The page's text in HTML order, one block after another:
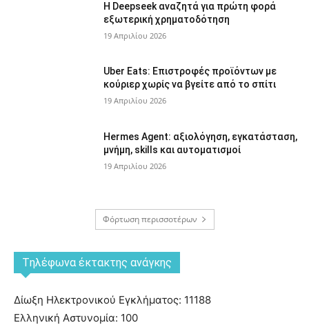
Η Deepseek αναζητά για πρώτη φορά
εξωτερική χρηματοδότηση
19 Απριλίου 2026
Uber Eats: Επιστροφές προϊόντων με
κούριερ χωρίς να βγείτε από το σπίτι
19 Απριλίου 2026
Hermes Agent: αξιολόγηση, εγκατάσταση,
μνήμη, skills και αυτοματισμοί
19 Απριλίου 2026
Φόρτωση περισσοτέρων
Tηλέφωνα έκτακτης ανάγκης
Δίωξη Ηλεκτρονικού Εγκλήματος: 11188
Ελληνική Αστυνομία: 100